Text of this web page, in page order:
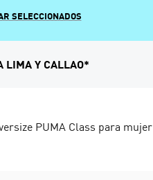
SELECCIONADOS
LIMA Y CALLAO*
PUMA Class para mujer